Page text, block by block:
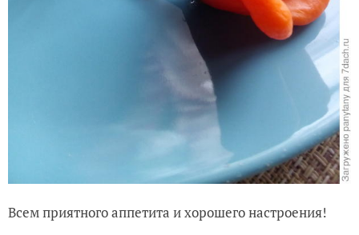
Всем приятного аппетита и хорошего настроения!